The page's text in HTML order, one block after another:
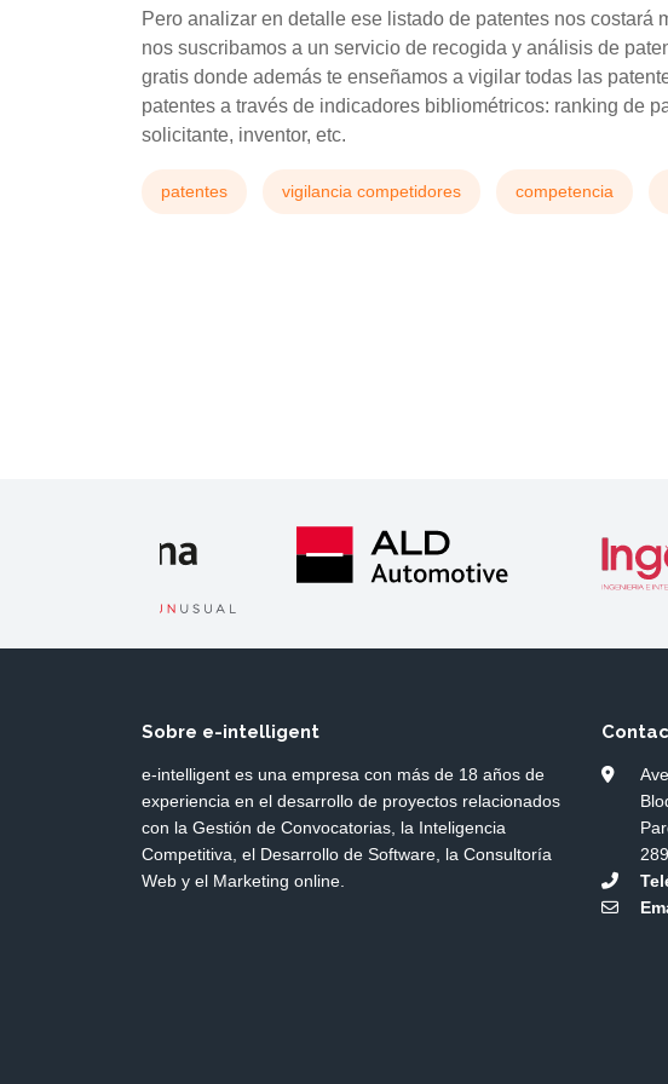
Pero analizar en detalle ese listado de patentes nos
nos suscribamos a un servicio de recogida y análisis de
gratis donde además te enseñamos a vigilar todas las
patentes a través de indicadores bibliométricos: ranking de
solicitante, inventor, etc.
patentes vigilancia competidores competencia
Sobre e-intelligent
e-intelligent es una empresa con más de 18 años de
experiencia en el desarrollo de proyectos relacionados
con la Gestión de Convocatorias, la Inteligencia
Competitiva, el Desarrollo de Software, la Consultoría
Web y el Marketing online.